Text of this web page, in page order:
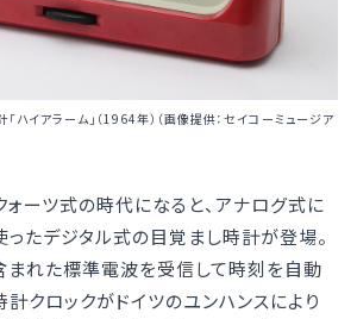
ハイアラーム」（1964年）（画像提供：セイコーミュージア
ーツ式の時代になると、アナログ式に
たデジタル式の目覚まし時計が登場。
まれた標準電波を受信して時刻を自動
クロックがドイツのユンハンスにより